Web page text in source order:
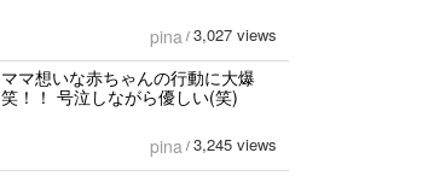
pina / 3,027 views
ママ想いな赤ちゃんの行動に大爆
笑！！ 号泣しながら優しい(笑)
pina / 3,245 views